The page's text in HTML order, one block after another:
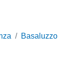
Basaluzzo